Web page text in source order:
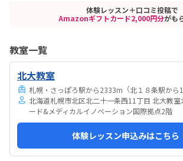
体験レッスン＋口コミ投稿で
Amazonギフトカード2,000円分がも
教室一覧
北大教室
札幌・さっぽろ駅から2333m （北１８条駅から
北海道札幌市北区北二十一条西11丁目 北大教室
ード&メディカルイノベーション国際拠点2階
体験レッスン申込みはこちら